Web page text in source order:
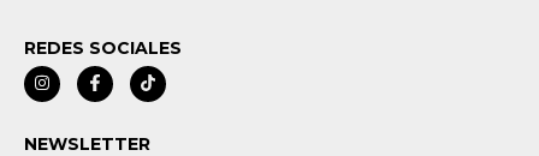
REDES SOCIALES
NEWSLETTER